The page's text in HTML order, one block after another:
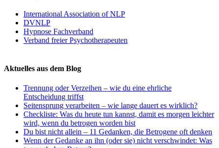
International Association of NLP
DVNLP
Hypnose Fachverband
Verband freier Psychotherapeuten
Aktuelles aus dem Blog
Trennung oder Verzeihen – wie du eine ehrliche
Entscheidung triffst
Seitensprung verarbeiten – wie lange dauert es wirklich?
Checkliste: Was du heute tun kannst, damit es morgen leichter
wird, wenn du betrogen worden bist
Du bist nicht allein – 11 Gedanken, die Betrogene oft denken
Wenn der Gedanke an ihn (oder sie) nicht verschwindet: Was